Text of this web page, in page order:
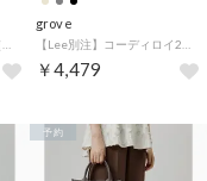
grove
￥4,479
予約